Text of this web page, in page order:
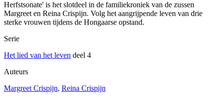
Herfstsonate' is het slotdeel in de familiekroniek van de zussen
Margreet en Reina Crispijn. Volg het aangrijpende leven van drie
sterke vrouwen tijdens de Hongaarse opstand.
Serie
Het lied van het leven deel 4
Auteurs
Margreet Crispijn, Reina Crispijn